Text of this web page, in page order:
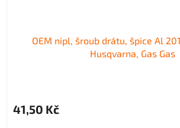
OEM nipl, šroub drátu, špice Al
Husqvarna, Gas Gas
41,50 Kč